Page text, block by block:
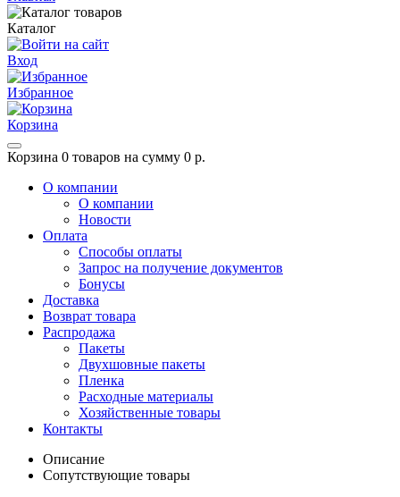
Каталог
Вход
Избранное
Корзина
Корзина 0 товаров на сумму 0 р.
О компании
О компании
Новости
Оплата
Способы оплаты
Запрос на получение документов
Бонусы
Доставка
Возврат товара
Распродажа
Пакеты
Двухшовные пакеты
Пленка
Расходные материалы
Хозяйственные товары
Контакты
Описание
Сопутствующие товары